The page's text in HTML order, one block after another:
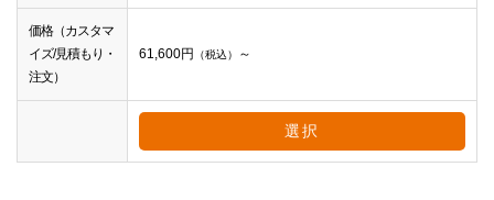
価格（カスタマ
イズ/見積もり・
注文）
61,600円 （税込） ～
選択